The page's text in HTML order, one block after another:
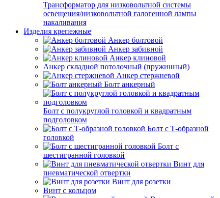
Трансформатор для низковольтной системы
освещения/низковольтной галогенной лампы
накаливания
Изделия крепежные
Анкер болтовой
Анкер забивной
Анкер клиновой
Анкер складной потолочный (пружинный)
Анкер стержневой
Болт анкерный
Болт с полукруглой головкой и квадратным
подголовком
Болт с Т-образной
головкой
Болт с
шестигранной головкой
Винт для
пневматической отвертки
Винт для розетки
Винт с кольцом